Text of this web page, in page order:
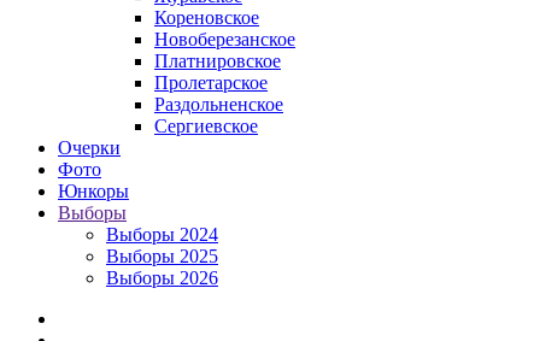
Кореновское
Новоберезанское
Платнировское
Пролетарское
Раздольненское
Сергиевское
Очерки
Фото
Юнкоры
Выборы
Выборы 2024
Выборы 2025
Выборы 2026